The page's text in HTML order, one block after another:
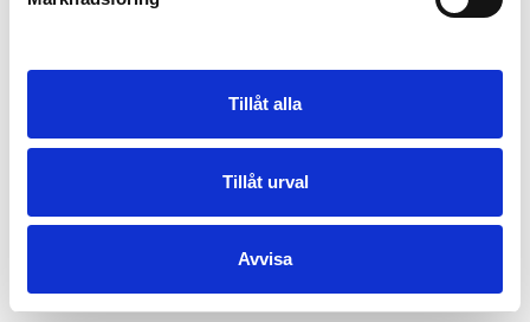
Tillåt alla
Tillåt urval
Avvisa